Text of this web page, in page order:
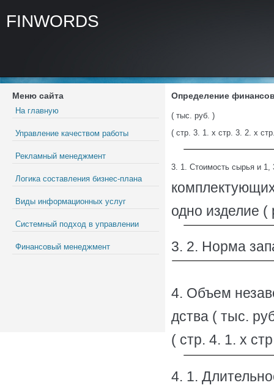
FINWORDS
Меню сайта
На главную
Управление качеством работы
Рекламный менеджмент
Логика составления бизнес-плана
Виды информационных услуг
Системный подход в управлении
Финансовый менеджмент
Определение
( тыс. руб. )
( стр. 3. 1. х стр. 3. 2. х
3. 1. Стоимость сырья и 1,
одно изделие (
3. 2. Норма
4. Объем
дства ( тыс.
( стр. 4. 1. х
4. 1.